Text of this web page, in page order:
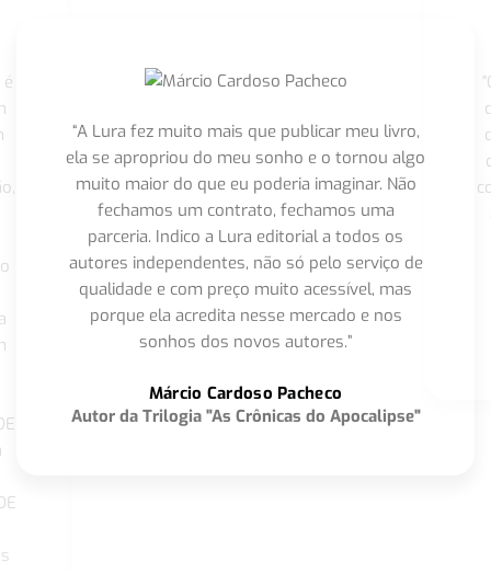
“A Lura fez muito mais que publicar meu livro,
ela se apropriou do meu sonho e o tornou algo
muito maior do que eu poderia imaginar. Não
fechamos um contrato, fechamos uma
parceria. Indico a Lura editorial a todos os
autores independentes, não só pelo serviço de
qualidade e com preço muito acessível, mas
porque ela acredita nesse mercado e nos
sonhos dos novos autores.”
Márcio Cardoso Pacheco
Autor da Trilogia "As Crônicas do Apocalipse"